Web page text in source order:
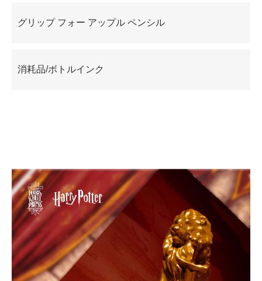
グリップ フォー アップル ペンシル
消耗品/ボトルインク